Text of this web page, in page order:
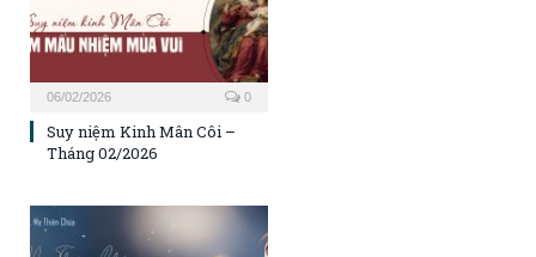
06/02/2026 0
Suy niệm Kinh Mân Côi –
Tháng 02/2026